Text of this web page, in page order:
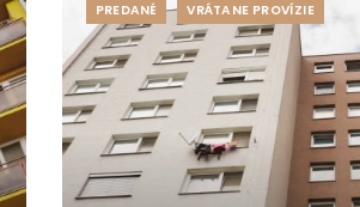
PREDANÉ VRÁTANE PROVÍZIE